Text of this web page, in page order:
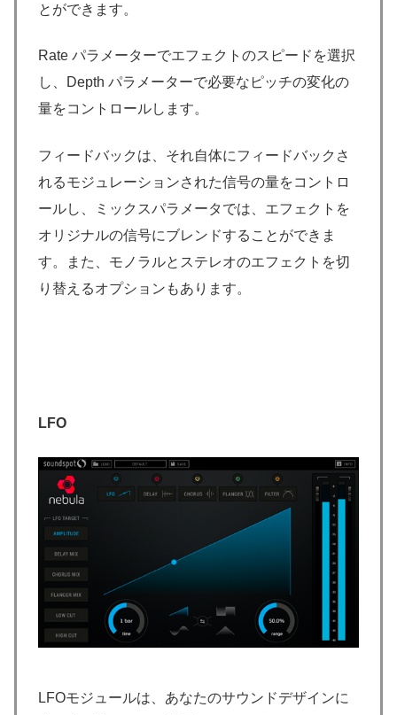
とができます。
Rate パラメーターでエフェクトのスピードを選択
し、Depth パラメーターで必要なピッチの変化の
量をコントロールします。
フィードバックは、それ自体にフィードバックさ
れるモジュレーションされた信号の量をコントロ
ールし、ミックスパラメータでは、エフェクトを
オリジナルの信号にブレンドすることができま
す。また、モノラルとステレオのエフェクトを切
り替えるオプションもあります。
LFO
LFOモジュールは、あなたのサウンドデザインに